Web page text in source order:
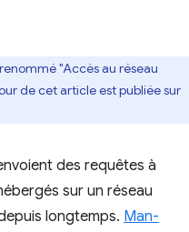
"Accès au réseau
de cet article est publiée sur
des requêtes à
sur un réseau
longtemps. Man-